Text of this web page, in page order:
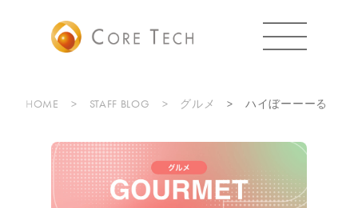
HOME STAFF BLOG グルメ ハイぼーーーる